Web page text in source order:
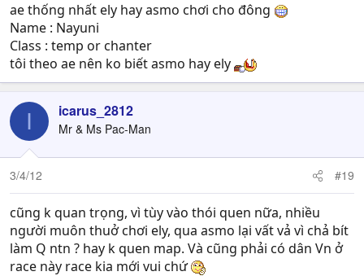
ae thống nhất ely hay asmo chơi cho đông
Name : Nayuni
Class : temp or chanter
tôi theo ae nên ko biết asmo hay ely
I icarus_2812
Mr & Ms Pac-Man
3/4/12 #19
cũng k quan trọng, vì tùy vào thói quen nữa, nhiều
người muôn thuở chơi ely, qua asmo lại vất vả vì chả bít
làm Q ntn ? hay k quen map. Và cũng phải có dân Vn ở
race này race kia mới vui chứ